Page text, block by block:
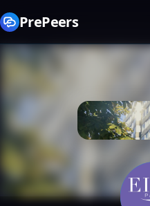
PrePeers